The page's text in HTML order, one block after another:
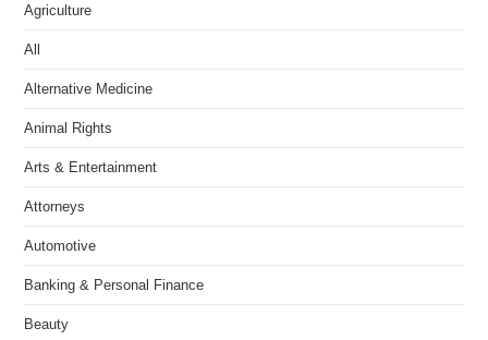
Agriculture
All
Alternative Medicine
Animal Rights
Arts & Entertainment
Attorneys
Automotive
Banking & Personal Finance
Beauty